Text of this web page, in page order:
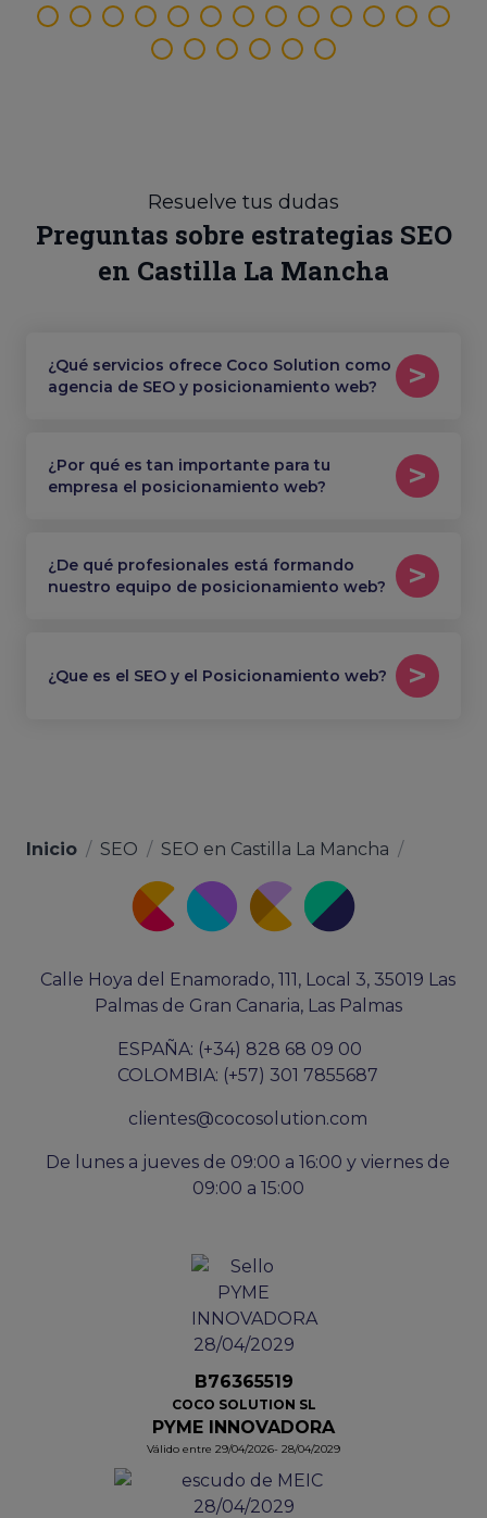
Resuelve tus dudas
Preguntas sobre estrategias SEO
en Castilla La Mancha
¿Qué servicios ofrece Coco Solution como
agencia de SEO y posicionamiento web?
¿Por qué es tan importante para tu
empresa el posicionamiento web?
¿De qué profesionales está formando
nuestro equipo de posicionamiento web?
¿Que es el SEO y el Posicionamiento web?
Inicio / SEO / SEO en Castilla La Mancha /
Calle Hoya del Enamorado, 111, Local 3, 35019 Las
Palmas de Gran Canaria, Las Palmas
ESPAÑA: (+34) 828 68 09 00
COLOMBIA: (+57) 301 7855687
clientes@cocosolution.com
De lunes a jueves de 09:00 a 16:00 y viernes de
09:00 a 15:00
B76365519
COCO SOLUTION SL
PYME INNOVADORA
Válido entre 29/04/2026- 28/04/2029